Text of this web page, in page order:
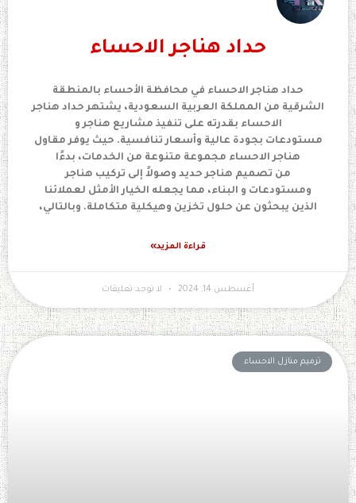
حداد هناجر الاحساء
حداد هناجر الاحساء في محافظة الأحساء بالمنطقة
الشرقية من المملكة العربية السعودية، يشتهر حداد هناجر
الاحساء بقدرته على تنفيذ مشاريع هناجر و
مستودعات بجودة عالية وأسعار تنافسية. حيث يوفر مقاول
هناجر الاحساء مجموعة متنوعة من الخدمات، بدءًا
من تصميم هناجر حديد وصولاً إلى تركيب هناجر
ومستودعات و البناء، مما يجعله الخيار الأمثل لعملائنا
الذين يبحثون عن حلول تخزين وهيكلية متكاملة. وبالتالي،
قراءة المزيد»
أغسطس 14, 2024 لا توجد تعليقات
ترميم منازل الاحساء